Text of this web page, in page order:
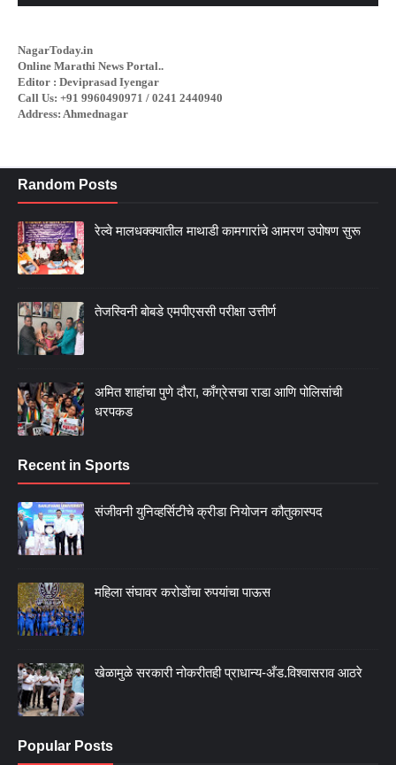
NagarToday.in
Online Marathi News Portal..
Editor : Deviprasad Iyengar
Call Us: +91 9960490971 / 0241 2440940
Address: Ahmednagar
Random Posts
रेल्वे मालधक्क्यातील माथाडी कामगारांचे आमरण उपोषण सुरू
तेजस्विनी बोबडे एमपीएससी परीक्षा उत्तीर्ण
अमित शाहांचा पुणे दौरा, काँग्रेसचा राडा आणि पोलिसांची
धरपकड
Recent in Sports
संजीवनी युनिव्हर्सिटीचे क्रीडा नियोजन कौतुकास्पद
महिला संघावर करोडोंचा रुपयांचा पाऊस
खेळामुळे सरकारी नोकरीतही प्राधान्य-अँड.विश्वासराव आठरे
Popular Posts